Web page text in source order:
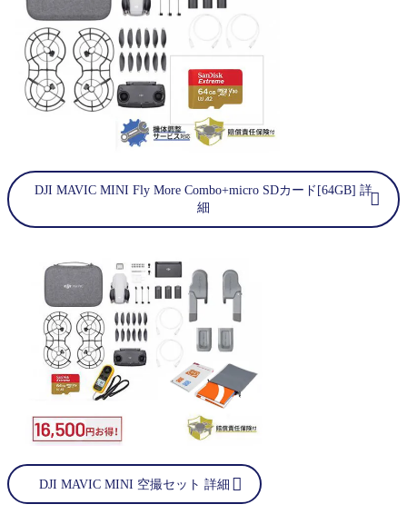
DJI MAVIC MINI Fly More Combo+micro SDカード[64GB] 詳
細
DJI MAVIC MINI 空撮セット 詳細